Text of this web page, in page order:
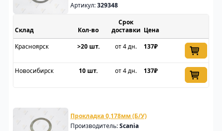
Артикул:329348
Склад
Срок
доставки Цена
Красноярск
>20 шт. от 4 дн. 137₽
Новосибирск 10 шт. от 4 дн. 137₽
Прокладка 0,178мм (Б/У)
Производитель:Scania